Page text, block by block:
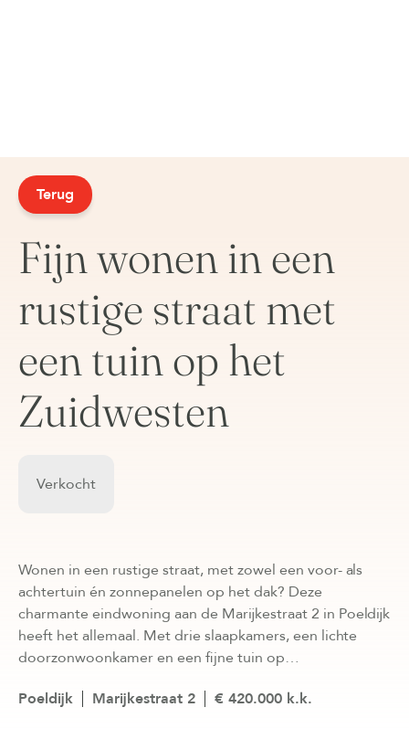
Terug
Fijn wonen in een
rustige straat met
een tuin op het
Zuidwesten
Verkocht
Wonen in een rustige straat, met zowel een voor- als
achtertuin én zonnepanelen op het dak? Deze
charmante eindwoning aan de Marijkestraat 2 in Poeldijk
heeft het allemaal. Met drie slaapkamers, een lichte
doorzonwoonkamer en een fijne tuin op…
Poeldijk Marijkestraat 2 € 420.000 k.k.